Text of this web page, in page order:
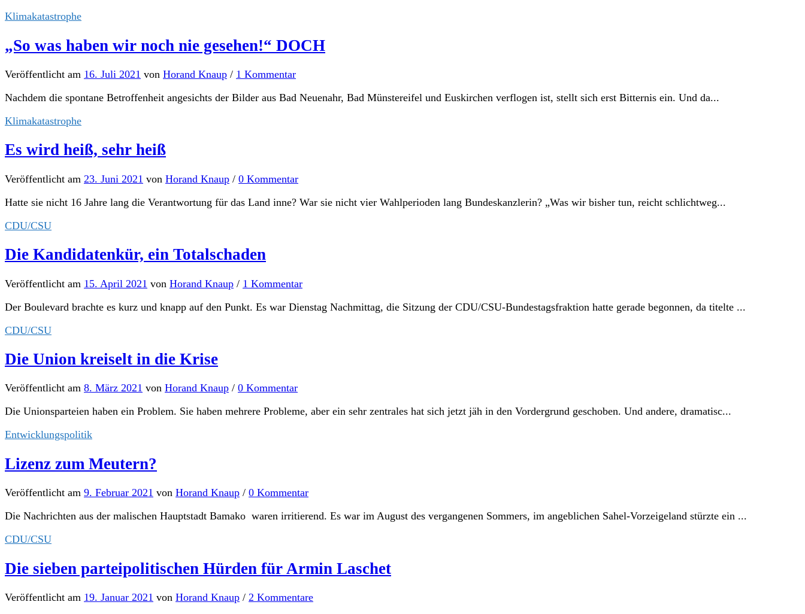
Klimakatastrophe
„So was haben wir noch nie gesehen!“ DOCH
Veröffentlicht am 16. Juli 2021 von Horand Knaup / 1 Kommentar
Nachdem die spontane Betroffenheit angesichts der Bilder aus Bad Neuenahr, Bad Münstereifel und Euskirchen verflogen ist, stellt sich erst Bitternis ein. Und da...
Klimakatastrophe
Es wird heiß, sehr heiß
Veröffentlicht am 23. Juni 2021 von Horand Knaup / 0 Kommentar
Hatte sie nicht 16 Jahre lang die Verantwortung für das Land inne? War sie nicht vier Wahlperioden lang Bundeskanzlerin? „Was wir bisher tun, reicht schlichtweg...
CDU/CSU
Die Kandidatenkür, ein Totalschaden
Veröffentlicht am 15. April 2021 von Horand Knaup / 1 Kommentar
Der Boulevard brachte es kurz und knapp auf den Punkt. Es war Dienstag Nachmittag, die Sitzung der CDU/CSU-Bundestagsfraktion hatte gerade begonnen, da titelte ...
CDU/CSU
Die Union kreiselt in die Krise
Veröffentlicht am 8. März 2021 von Horand Knaup / 0 Kommentar
Die Unionsparteien haben ein Problem. Sie haben mehrere Probleme, aber ein sehr zentrales hat sich jetzt jäh in den Vordergrund geschoben. Und andere, dramatisc...
Entwicklungspolitik
Lizenz zum Meutern?
Veröffentlicht am 9. Februar 2021 von Horand Knaup / 0 Kommentar
Die Nachrichten aus der malischen Hauptstadt Bamako waren irritierend. Es war im August des vergangenen Sommers, im angeblichen Sahel-Vorzeigeland stürzte ein ...
CDU/CSU
Die sieben parteipolitischen Hürden für Armin Laschet
Veröffentlicht am 19. Januar 2021 von Horand Knaup / 2 Kommentare